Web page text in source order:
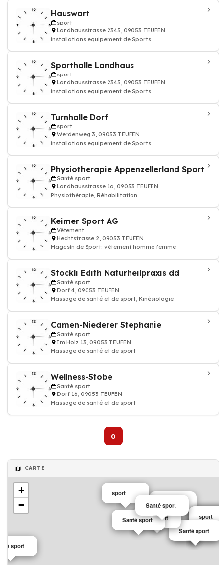
Hauswart
sport
Landhausstrasse 2345, 09053 TEUFEN
installations equipement de Sports
Sporthalle Landhaus
sport
Landhausstrasse 2345, 09053 TEUFEN
installations equipement de Sports
Turnhalle Dorf
sport
Werdenweg 3, 09053 TEUFEN
installations equipement de Sports
Physiotherapie Appenzellerland Sport
Santé sport
Landhausstrasse 1a, 09053 TEUFEN
Physiothérapie, Réhabilitation
Keimer Sport AG
Vêtement
Hechtstrasse 2, 09053 TEUFEN
Magasin de Sport: vêtement homme femme
Stöckli Edith Naturheilpraxis dd
Santé sport
Dorf 4, 09053 TEUFEN
Massage de santé et de sport, Kinésiologie
Camen-Niederer Stephanie
Santé sport
Im Holz 13, 09053 TEUFEN
Massage de santé et de sport
Wellness-Stobe
Santé sport
Dorf 16, 09053 TEUFEN
Massage de santé et de sport
0
CARTE
sport
sport
Ecole
sport
sport
sport
Santé sport
Vêtement
Santé sport
sport
Santé sport
+
−